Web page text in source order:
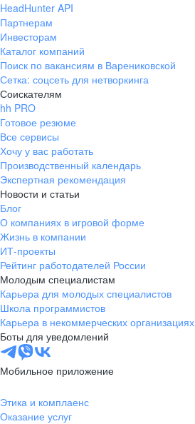
HeadHunter API
Партнерам
Инвесторам
Каталог компаний
Поиск по вакансиям в Варениковской
Сетка: соцсеть для нетворкинга
Соискателям
hh PRO
Готовое резюме
Все сервисы
Хочу у вас работать
Производственный календарь
Экспертная рекомендация
Новости и статьи
Блог
О компаниях в игровой форме
Жизнь в компании
ИТ-проекты
Рейтинг работодателей России
Молодым специалистам
Карьера для молодых специалистов
Школа программистов
Карьера в некоммерческих организациях
Боты для уведомлений
Мобильное приложение
Этика и комплаенс
Оказание услуг